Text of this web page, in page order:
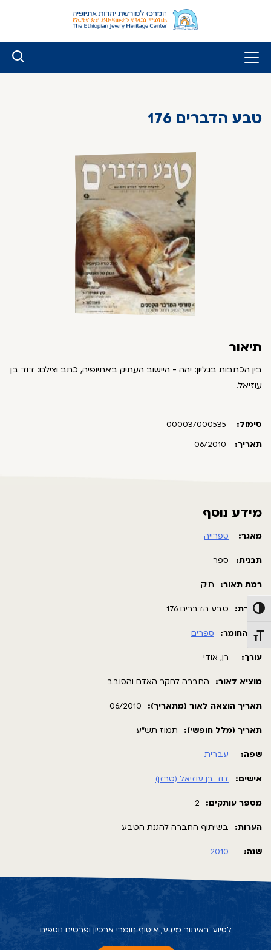
הפעל/כבה ניגודיות גבוהה
מתג גודל גופן
טבע הדברים 176
תיאור
בין הכתבות בגליון: יהה - היישוב העתיק באתיופיה, כתב וצילם: דוד בן
עוזיאל.
סימול:
תאריך:
מידע נוסף
מאגר: ספרייה
תבנית: ספר
רמת תאור: תיק
כותרת: טבע הדברים 176
סוג החומר: ספרים
עורך: רן, אודי
מוציא לאור: החברה לחקר האדם והסובב
תאריך הוצאה לאור (מתאריך): 06/2010
תאריך (מלל חופשי): תמוז תש"ע
שפה: עברית
אישים: דוד בן עוזיאל (טרזן)
מספר עותקים: 2
הערות: בשיתוף החברה להגנת הטבע
שנה: 2010
לסיוע באיתור מידע, איסוף חומרי ארכיון ופרטים נוספים